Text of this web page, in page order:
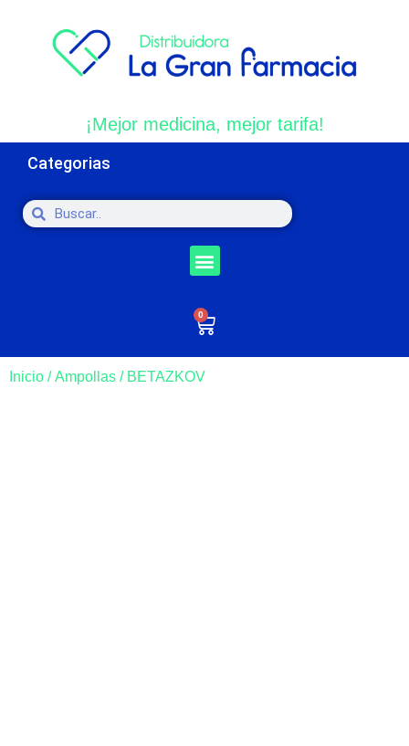
¡Mejor medicina, mejor tarifa!
Categorias
0
Inicio /Ampollas / BETAZKOV